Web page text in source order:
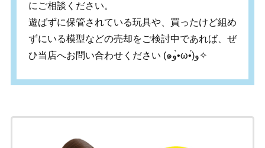
にご相談ください。
遊ばずに保管されている玩具や、買ったけど組め
ずにいる模型などの売却をご検討中であれば、ぜ
ひ当店へお問い合わせください (๑و•̀ω•́)و✧